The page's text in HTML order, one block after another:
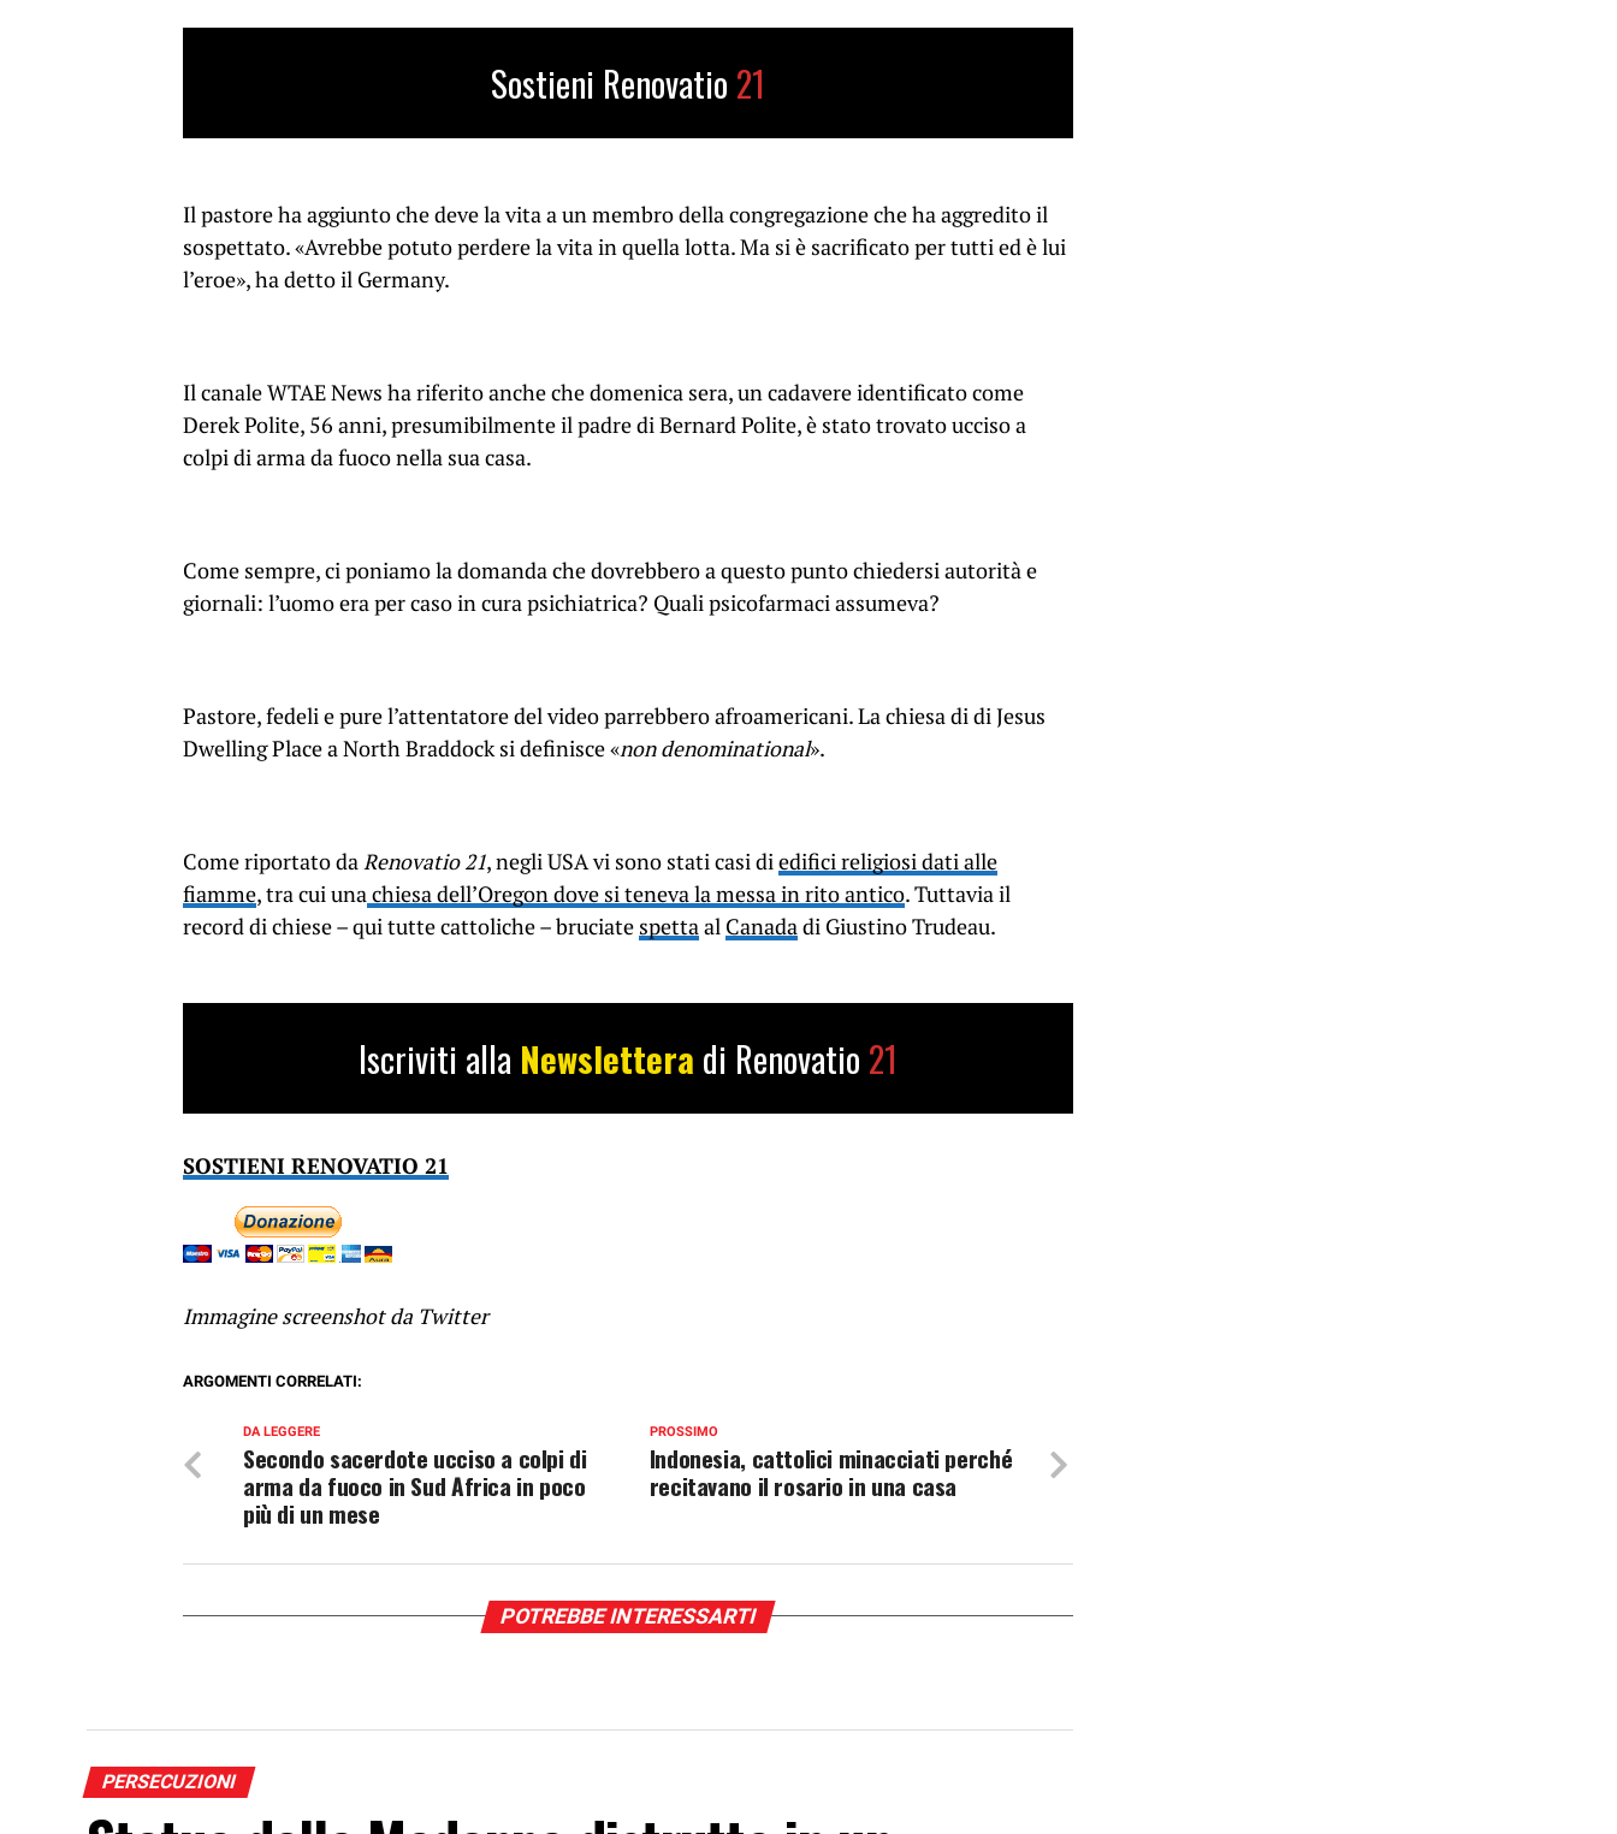
Sostieni Renovatio 21
Il pastore ha aggiunto che deve la vita a un membro della congregazione che ha aggredito il
sospettato. «Avrebbe potuto perdere la vita in quella lotta. Ma si è sacrificato per tutti ed è lui
l’eroe», ha detto il Germany.
Il canale WTAE News ha riferito anche che domenica sera, un cadavere identificato come
Derek Polite, 56 anni, presumibilmente il padre di Bernard Polite, è stato trovato ucciso a
colpi di arma da fuoco nella sua casa.
Come sempre, ci poniamo la domanda che dovrebbero a questo punto chiedersi autorità e
giornali: l’uomo era per caso in cura psichiatrica? Quali psicofarmaci assumeva?
Pastore, fedeli e pure l’attentatore del video parrebbero afroamericani. La chiesa di di Jesus
Dwelling Place a North Braddock si definisce «non denominational».
Come riportato da Renovatio 21, negli USA vi sono stati casi di edifici religiosi dati alle
fiamme, tra cui una chiesa dell’Oregon dove si teneva la messa in rito antico. Tuttavia il
record di chiese – qui tutte cattoliche – bruciate spetta al Canada di Giustino Trudeau.
Iscriviti alla Newslettera di Renovatio 21
SOSTIENI RENOVATIO 21
Immagine screenshot da Twitter
ARGOMENTI CORRELATI:
PROSSIMO
Indonesia, cattolici minacciati perché
recitavano il rosario in una casa
DA LEGGERE
Secondo sacerdote ucciso a colpi di
arma da fuoco in Sud Africa in poco
più di un mese
POTREBBE INTERESSARTI
PERSECUZIONI